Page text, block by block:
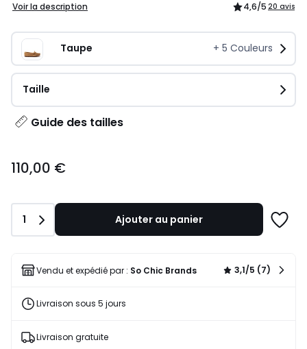
Voir la description 4,6/5 20 avis
Taupe + 5 Couleurs
Taille
Guide des tailles
€.
110,00 €
Quantité
1 Ajouter au panier
liste
Vendu et expédié par : So Chic Brands 3,1/5 (7)
Livraison sous 5 jours
Livraison gratuite